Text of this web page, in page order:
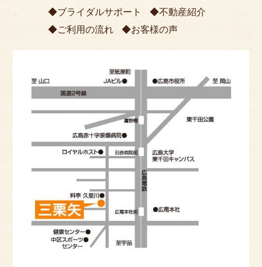
ブライダルサポート
不動産紹介
ご利用の流れ
お客様の声